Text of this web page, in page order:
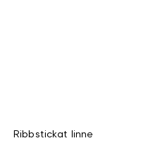
Ribbstickat linne